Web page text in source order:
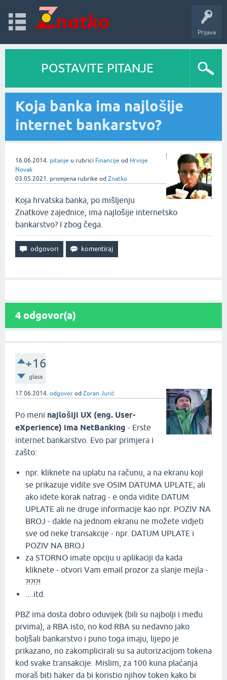
Prijava
POSTAVITE PITANJE
Koja banka ima najlošije
internet bankarstvo?
16.06.2014. pitanje u rubrici Financije od Hrvoje
Novak
03.05.2021. promjena rubrike od Znatko
Koja hrvatska banka, po mišljenju
Znatkove zajednice, ima najlošije internetsko
bankarstvo? I zbog čega.
4 odgovor(a)
+16
glasa
17.06.2014. odgovor od Zoran Jurić
Po meni najlošiji UX (eng. User-
eXperience) ima NetBanking - Erste
internet bankarstvo. Evo par primjera i
zašto:
npr. kliknete na uplatu na računu, a na ekranu koji
se prikazuje vidite sve OSIM DATUMA UPLATE; ali
ako idete korak natrag - e onda vidite DATUM
UPLATE ali ne druge informacije kao npr. POZIV NA
BROJ - dakle na jednom ekranu ne možete vidjeti
sve od neke transakcije - npr. DATUM UPLATE i
POZIV NA BROJ
za STORNO imate opciju u aplikaciji da kada
kliknete - otvori Vam email prozor za slanje mejla -
?!?!?!
....itd.
PBZ ima dosta dobro oduvijek (bili su najbolji i među
prvima), a RBA isto, no kod RBA su nedavno jako
boljšali bankarstvo i puno toga imaju, lijepo je
prikazano, no zakomplicirali su sa autorizacijom tokena
kod svake transakcije. Mislim, za 100 kuna plaćanja
moraš biti haker da bi koristio njihov token kako bi